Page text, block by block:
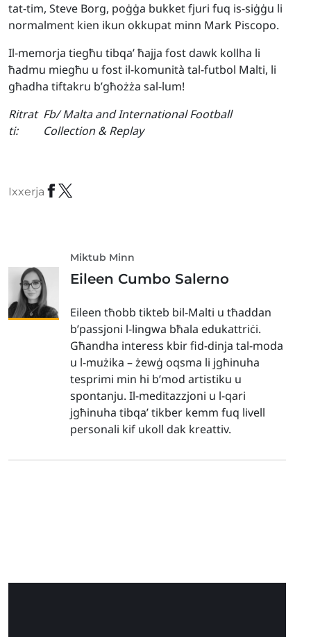
tat-tim, Steve Borg, poġġa bukket fjuri fuq is-siġġu li
normalment kien ikun okkupat minn Mark Piscopo.
Il-memorja tiegħu tibqa’ ħajja fost dawk kollha li
ħadmu miegħu u fost il-komunità tal-futbol Malti, li
għadha tiftakru b’għożża sal-lum!
Ritrat
ti:
Fb/ Malta and International Football
Collection & Replay
Ixxerja
Miktub Minn
Eileen Cumbo Salerno
Eileen tħobb tikteb bil-Malti u tħaddan
b’passjoni l-lingwa bħala edukattriċi.
Għandha interess kbir fid-dinja tal-moda
u l-mużika – żewġ oqsma li jgħinuha
tesprimi min hi b’mod artistiku u
spontanju. Il-meditazzjoni u l-qari
jgħinuha tibqa’ tikber kemm fuq livell
personali kif ukoll dak kreattiv.